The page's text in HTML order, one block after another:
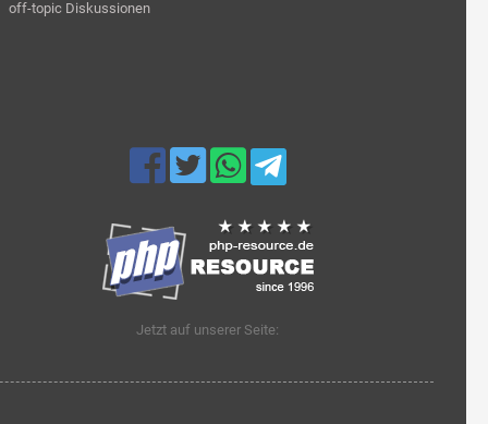
off-topic Diskussionen
Jetzt auf unserer Seite: